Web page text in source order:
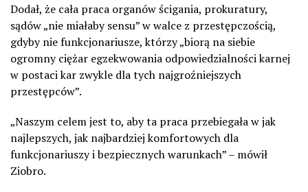
Dodał, że cała praca organów ścigania, prokuratury,
sądów „nie miałaby sensu” w walce z przestępczością,
gdyby nie funkcjonariusze, którzy „biorą na siebie
ogromny ciężar egzekwowania odpowiedzialności karnej
w postaci kar zwykle dla tych najgroźniejszych
przestępców”.
„Naszym celem jest to, aby ta praca przebiegała w jak
najlepszych, jak najbardziej komfortowych dla
funkcjonariuszy i bezpiecznych warunkach” – mówił
Ziobro.